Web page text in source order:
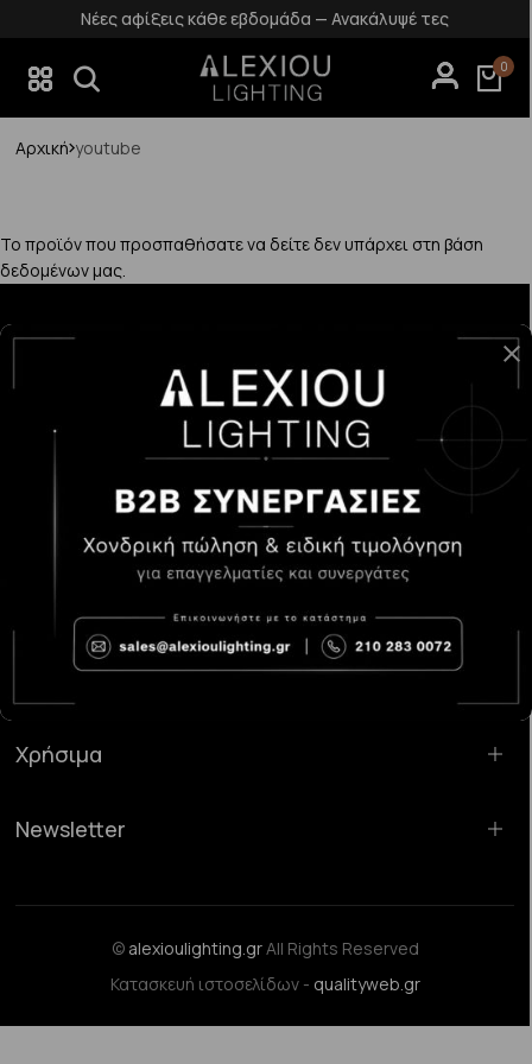
Νέες αφίξεις κάθε εβδομάδα — Ανακάλυψέ τες
0
Αρχική youtube
Το προϊόν που προσπαθήσατε να δείτε δεν υπάρχει στη βάση
δεδομένων μας.
Κατάστημα Χαλάνδρι:Σαρανταπόρου 55, 15232, Χαλάνδρι
sales@alexioulighting.gr
210 283 0072
6983123181
Χρήσιμα
Newsletter
© alexioulighting.grAll Rights Reserved
Κατασκευή ιστοσελίδων - qualityweb.gr